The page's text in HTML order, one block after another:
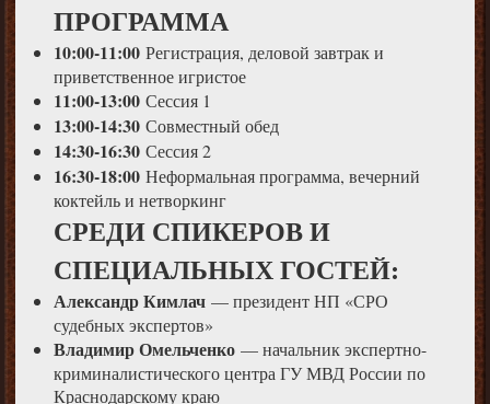
ПРОГРАММА
10:00-11:00 Регистрация, деловой завтрак и
приветственное игристое
11:00-13:00 Сессия 1
13:00-14:30 Совместный обед
14:30-16:30 Сессия 2
16:30-18:00 Неформальная программа, вечерний
коктейль и нетворкинг
СРЕДИ СПИКЕРОВ И
СПЕЦИАЛЬНЫХ ГОСТЕЙ:
Александр Кимлач — президент НП «СРО
судебных экспертов»
Владимир Омельченко — начальник экспертно-
криминалистического центра ГУ МВД России по
Краснодарскому краю